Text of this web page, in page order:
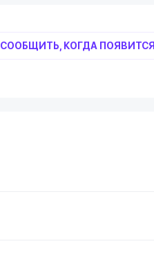
СООБЩИТЬ, КОГДА ПОЯВИТСЯ